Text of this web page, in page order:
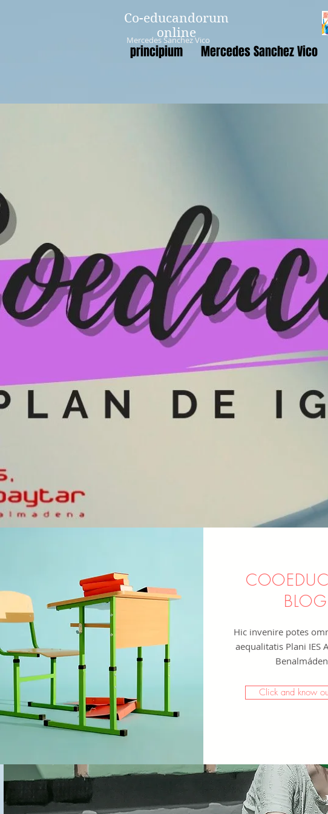
Co-educandorum
online
Mercedes Sanchez Vico
principium Mercedes Sanchez Vico
BLOG
Hic invenire potes
aequalitatis Plani IES
Click and know